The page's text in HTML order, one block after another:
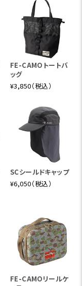
FE-CAMOトートバ
ッグ
¥3,850（税込）
SCシールドキャップ
¥6,050（税込）
FE-CAMOリールケ